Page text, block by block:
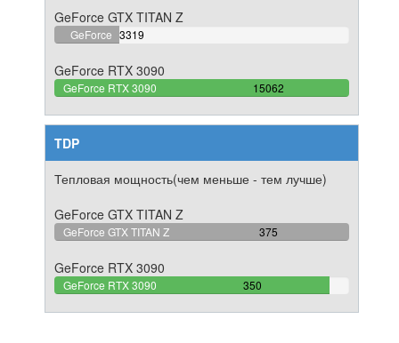
GeForce GTX TITAN Z
GeForce
Z
3319
22.035586243527%
GeForce RTX 3090
GeForce RTX 3090 15062
100%
TDP
Тепловая мощность(чем меньше - тем лучше)
GeForce GTX TITAN Z
GeForce GTX TITAN Z 375
100%
GeForce RTX 3090
GeForce RTX 3090 350
93.333333333333%